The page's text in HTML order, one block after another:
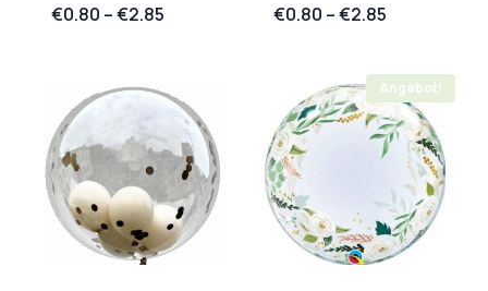
€0.80 –€2.85
€0.80 –€2.85
Angebot!